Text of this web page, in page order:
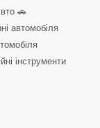
🚗
автомобіля
інструменти